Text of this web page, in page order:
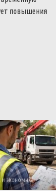
повышения
и экономика